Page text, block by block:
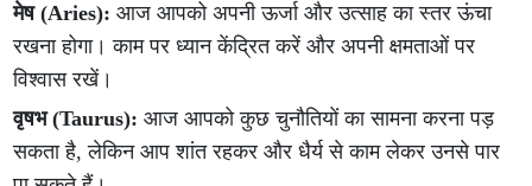
मेष (Aries):आज आपको अपनी ऊर्जा और उत्साह का स्तर ऊंचा
रखना होगा। काम पर ध्यान केंद्रित करें और अपनी क्षमताओं पर
विश्वास रखें।
वृषभ (Taurus):आज आपको कुछ चुनौतियों का सामना करना पड़
सकता है, लेकिन आप शांत रहकर और धैर्य से काम लेकर उनसे पार